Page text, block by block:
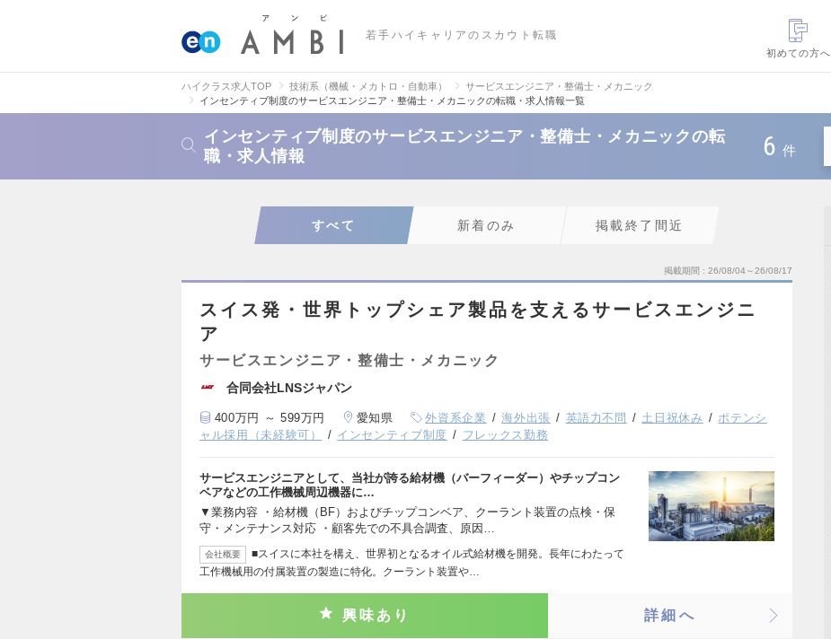
若手ハイキャリアのスカウト転職
初めての方へ
ハイクラス求人TOP 技術系（機械・メカトロ・自動車）
サービスエンジニア・整備士・メカニック
インセンティブ制度のサービスエンジニア・整備士・メカニックの転職・求人情報一覧
インセンティブ制度のサービスエンジニア・整備士・メカニックの転
職・求人情報
6 件
すべて 新着のみ 掲載終了間近
掲載期間 26/08/04～26/08/17
スイス発・世界トップシェア製品を支えるサービスエンジニ
ア
サービスエンジニア・整備士・メカニック
合同会社LNSジャパン
400万円 ～ 599万円 愛知県 外資系企業 海外出張 英語力不問 土日祝休み
ポテンシ
ャル採用（未経験可）
インセンティブ制度 フレックス勤務
サービスエンジニアとして、当社が誇る給材機（バーフィーダー）やチップコン
ベアなどの工作機械周辺機器に…
▼業務内容 ・給材機（BF）およびチップコンベア、クーラント装置の点検・保
守・メンテナンス対応 ・顧客先での不具合調査、原因…
会社概要
■スイスに本社を構え、世界初となるオイル式給材機を開発。長年にわたって
工作機械用の付属装置の製造に特化。クーラント装置や…
興味あり 詳細へ